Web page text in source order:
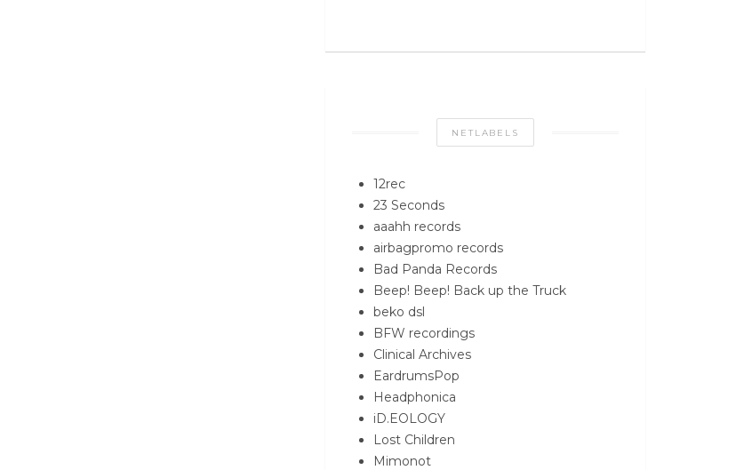
NETLABELS
12rec
23 Seconds
aaahh records
airbagpromo records
Bad Panda Records
Beep! Beep! Back up the Truck
beko dsl
BFW recordings
Clinical Archives
EardrumsPop
Headphonica
iD.EOLOGY
Lost Children
Mimonot